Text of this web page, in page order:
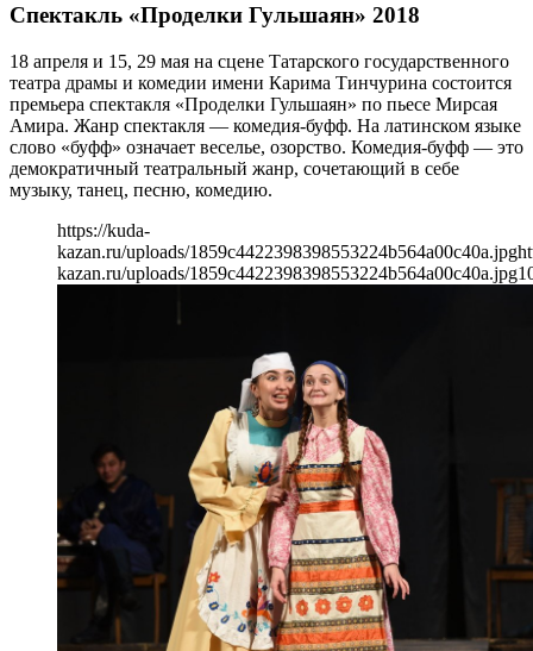
Спектакль «Проделки Гульшаян» 2018
18 апреля и 15, 29 мая на сцене Татарского государственного
театра драмы и комедии имени Карима Тинчурина состоится
премьера спектакля «Проделки Гульшаян» по пьесе Мирсая
Амира. Жанр спектакля — комедия-буфф. На латинском языке
слово «буфф» означает веселье, озорство. Комедия-буфф — это
демократичный театральный жанр, сочетающий в себе
музыку, танец, песню, комедию.
https://kuda-
kazan.ru/uploads/1859c4422398398553224b564a00c40a.jpg
kazan.ru/uploads/1859c4422398398553224b564a00c40a.jpg